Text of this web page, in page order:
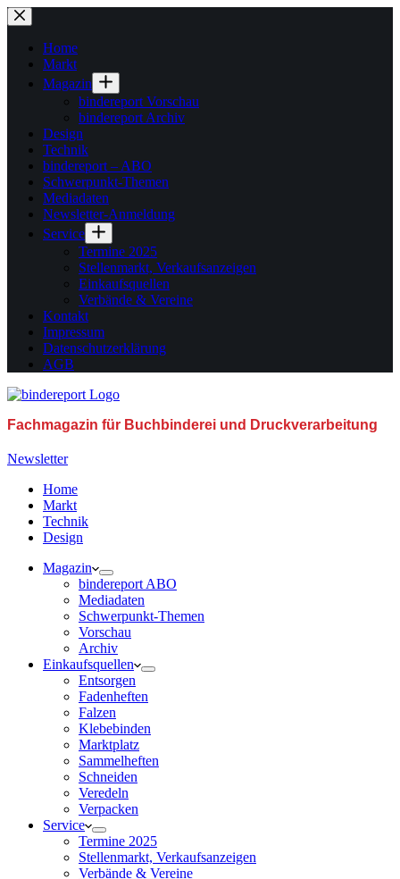
Zum
Inhalt
springenHome
Markt
Magazin
bindereport Vorschau
bindereport Archiv
Design
Technik
bindereport – ABO
Schwerpunkt-Themen
Mediadaten
Newsletter-Anmeldung
Service
Termine 2025
Stellenmarkt, Verkaufsanzeigen
Einkaufsquellen
Verbände & Vereine
Kontakt
Impressum
Datenschutzerklärung
AGB
Fachmagazin für Buchbinderei und Druckverarbeitung
Newsletter
Home
Markt
Technik
Design
Magazin
bindereport ABO
Mediadaten
Schwerpunkt-Themen
Vorschau
Archiv
Einkaufsquellen
Entsorgen
Fadenheften
Falzen
Klebebinden
Marktplatz
Sammelheften
Schneiden
Veredeln
Verpacken
Service
Termine 2025
Stellenmarkt, Verkaufsanzeigen
Verbände & Vereine